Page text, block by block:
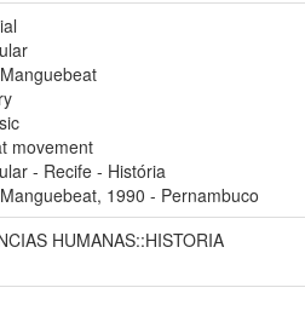
movement
- Recife - História
1990 - Pernambuco
HUMANAS::HISTORIA